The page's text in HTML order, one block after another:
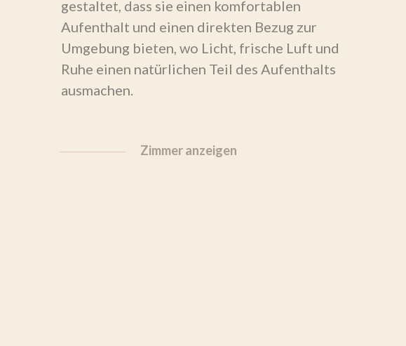
gestaltet, dass sie einen komfortablen
Aufenthalt und einen direkten Bezug zur
Umgebung bieten, wo Licht, frische Luft und
Ruhe einen natürlichen Teil des Aufenthalts
ausmachen.
Zimmer anzeigen